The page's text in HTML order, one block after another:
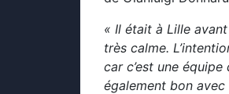
« Il était à Lille
très calme.
car c’est une
également bon